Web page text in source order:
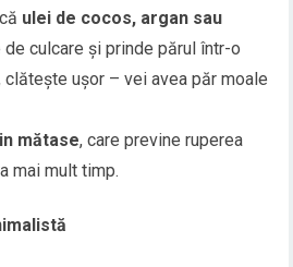
ulei de cocos, argan sau
culcare și prinde părul într-o
clătește ușor – vei avea păr moale
mătase, care previne ruperea
mai mult timp.